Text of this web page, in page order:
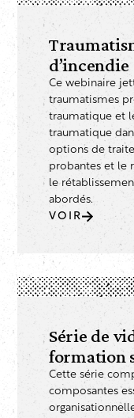
d’incendie
Ce webinaire
traumatismes
traumatique et
traumatique
options de
probantes et le
le
abordés.
VOIR
Série de
formation
Cette série
composantes